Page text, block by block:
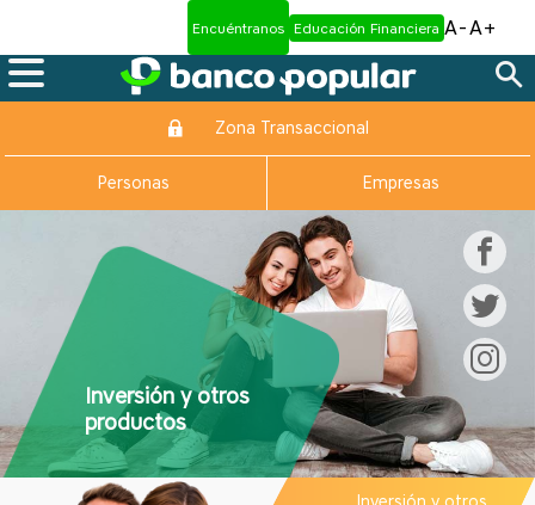
Encuéntranos Educación Financiera A-A+
Zona Transaccional
Personas Empresas
Inversión y otros
productos